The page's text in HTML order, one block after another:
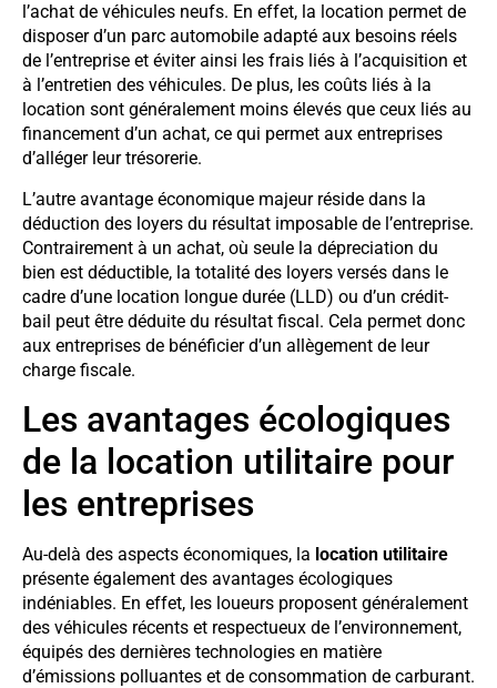
l’achat de véhicules neufs. En effet, la location permet de
disposer d’un parc automobile adapté aux besoins réels
de l’entreprise et éviter ainsi les frais liés à l’acquisition et
à l’entretien des véhicules. De plus, les coûts liés à la
location sont généralement moins élevés que ceux liés au
financement d’un achat, ce qui permet aux entreprises
d’alléger leur trésorerie.
L’autre avantage économique majeur réside dans la
déduction des loyers du résultat imposable de l’entreprise.
Contrairement à un achat, où seule la dépreciation du
bien est déductible, la totalité des loyers versés dans le
cadre d’une location longue durée (LLD) ou d’un crédit-
bail peut être déduite du résultat fiscal. Cela permet donc
aux entreprises de bénéficier d’un allègement de leur
charge fiscale.
Les avantages écologiques
de la location utilitaire pour
les entreprises
Au-delà des aspects économiques, la location utilitaire
présente également des avantages écologiques
indéniables. En effet, les loueurs proposent généralement
des véhicules récents et respectueux de l’environnement,
équipés des dernières technologies en matière
d’émissions polluantes et de consommation de carburant.